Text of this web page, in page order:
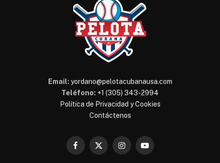
Email: yordano@pelotacubanausa.com
Teléfono: +1 (305) 343-2994
Política de Privacidad y Cookies
Contáctenos
Facebook
X
InstagramYouTube